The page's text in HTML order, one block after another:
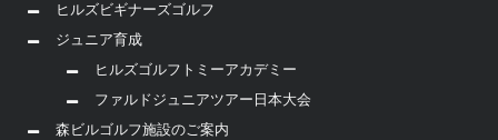
ヒルズビギナーズゴルフ
ジュニア育成
ヒルズゴルフトミーアカデミー
ファルドジュニアツアー日本大会
森ビルゴルフ施設のご案内